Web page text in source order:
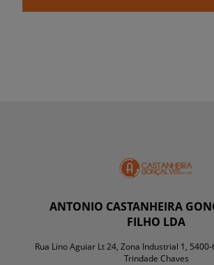
ANTONIO CASTANHEIRA
FILHO LDA
Rua Lino Aguiar Lt 24, Zona Industrial 1,
Trindade Chaves